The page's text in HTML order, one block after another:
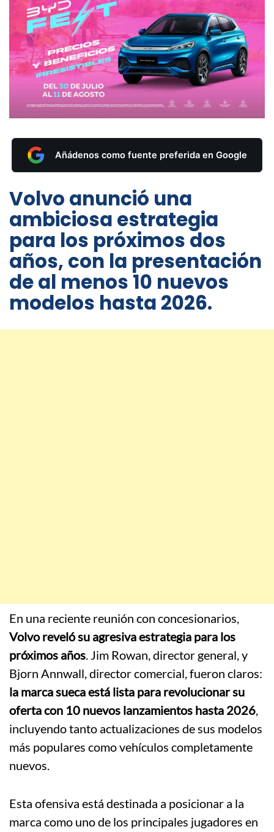
Añádenos como fuente preferida en Google
Volvo anunció una
ambiciosa estrategia
para los próximos dos
años, con la presentación
de al menos 10 nuevos
modelos hasta 2026.
En una reciente reunión con concesionarios,
Volvo reveló su agresiva estrategia para los
próximos años. Jim Rowan, director general, y
Bjorn Annwall, director comercial, fueron claros:
la marca sueca está lista para revolucionar su
oferta con 10 nuevos lanzamientos hasta 2026,
incluyendo tanto actualizaciones de sus modelos
más populares como vehículos completamente
nuevos.
Esta ofensiva está destinada a posicionar a la
marca como uno de los principales jugadores en